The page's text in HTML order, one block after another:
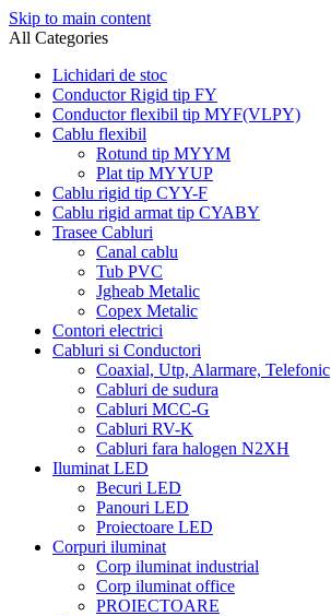
Skip to main content
All Categories
Lichidari de stoc
Conductor Rigid tip FY
Conductor flexibil tip MYF(VLPY)
Cablu flexibil
Rotund tip MYYM
Plat tip MYYUP
Cablu rigid tip CYY-F
Cablu rigid armat tip CYABY
Trasee Cabluri
Canal cablu
Tub PVC
Jgheab Metalic
Copex Metalic
Contori electrici
Cabluri si Conductori
Coaxial, Utp, Alarmare, Telefonic
Cabluri de sudura
Cabluri MCC-G
Cabluri RV-K
Cabluri fara halogen N2XH
Iluminat LED
Becuri LED
Panouri LED
Proiectoare LED
Corpuri iluminat
Corp iluminat industrial
Corp iluminat office
PROIECTOARE